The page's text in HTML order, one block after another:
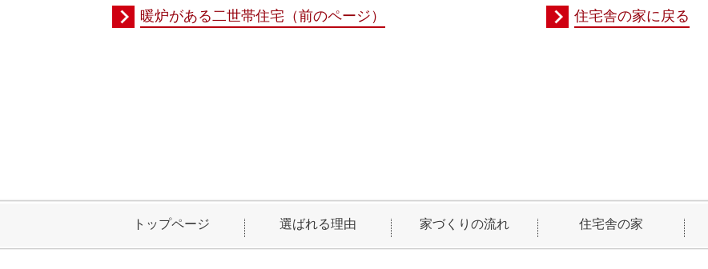
暖炉がある二世帯住宅（前のページ） 住宅舎の家に戻る
トップページ 選ばれる理由 家づくりの流れ 住宅舎の家